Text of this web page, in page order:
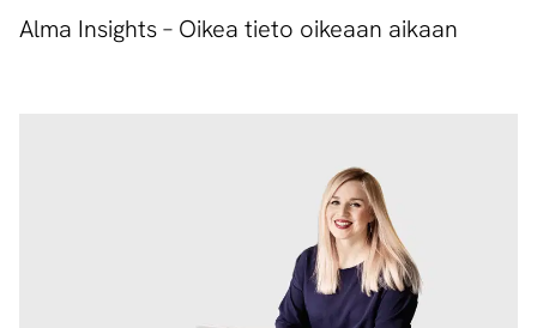
Alma Insights – Oikea tieto oikeaan aikaan